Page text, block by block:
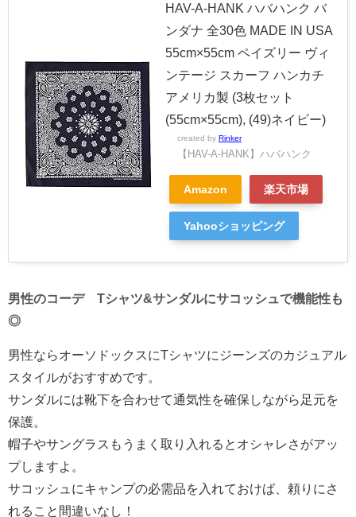
HAV-A-HANK ハバハンク バ
ンダナ 全30色 MADE IN USA
55cm×55cm ペイズリー ヴィ
ンテージ スカーフ ハンカチ
アメリカ製 (3枚セット
(55cm×55cm), (49)ネイビー)
created by Rinker
【HAV-A-HANK】ハバハンク
Amazon 楽天市場
Yahooショッピング
男性のコーデ Tシャツ&サンダルにサコッシュで機能性も
◎
男性ならオーソドックスにTシャツにジーンズのカジュアル
スタイルがおすすめです。
サンダルには靴下を合わせて通気性を確保しながら足元を
保護。
帽子やサングラスもうまく取り入れるとオシャレさがアッ
プしますよ。
サコッシュにキャンプの必需品を入れておけば、頼りにさ
れること間違いなし！